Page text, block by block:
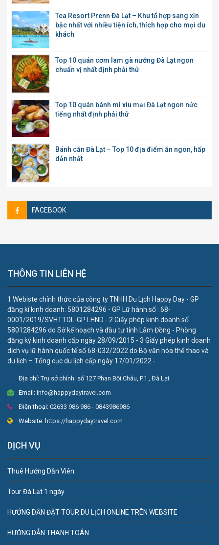
Tea Resort Prenn Đà Lạt – Khu tổ hợp sang xịn
bậc nhất với nhiều tiện ích, thích hợp cho mọi du
khách
Top 10 quán cơm lam gà nướng Đà Lạt ngon
chuẩn vị nhất định phải thử
Top 10 quán bánh mì xíu mại Đà Lạt ngon nức
tiếng nhất định phải thử
Bánh căn Đà Lạt – Top 10 địa điểm ăn ngon, hấp
dẫn nhất
FACEBOOK
THÔNG TIN LIÊN HỆ
1 Webiste chính thức của công ty TNHH Du Lịch Happy Day - GP
đăng kí kinh doanh: 5801284296 - GP Lữ hành số : 68-
0001/2019/SVHTTDL-GP LHND - 2 Giấy phép kinh doanh số
5801284296 do Sở kế hoạch và đầu tư tỉnh Lâm Đồng - Phòng
đăng ký kinh doanh cấp ngày 28/09/2015 - 3 Giấy phép kinh doanh
dịch vụ lữ hành quốc tế số 68-032/2022 do Bộ văn hóa thể thao và
du lịch – Tổng cục du lịch cấp ngày 17/01/2022 -
Địa chỉ:Trụ sở chính: số 127 Phan Bội Châu, P.1 , Đà Lạt
Email: info@happydaytravel.com
Điện thoại: 02633 986 986 - 0843986986
Website: https://happydaytravel.com
DỊCH VỤ
Thuê Hướng Dẫn Viên
Tour Đà Lạt 1 ngày
HƯỚNG DẪN ĐẶT TOUR DU LỊCH ONLINE TRÊN WEBSITE
HƯỚNG DẪN THANH TOÁN